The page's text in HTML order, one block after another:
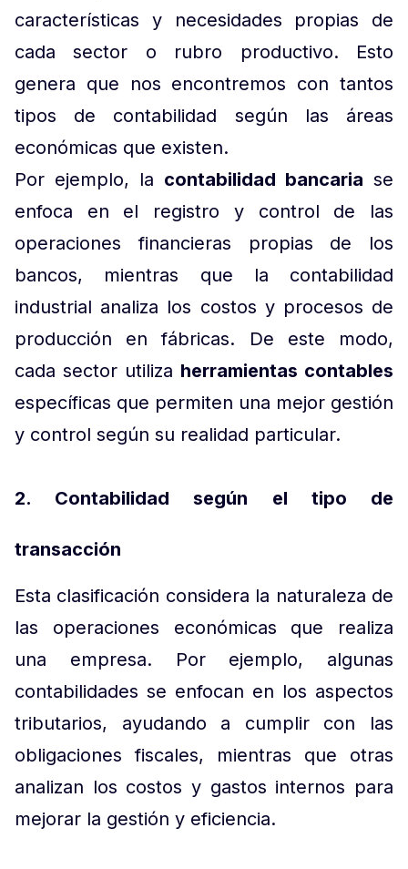
características y necesidades propias de
cada sector o rubro productivo. Esto
genera que nos encontremos con tantos
tipos de contabilidad según las áreas
económicas que existen.
Por ejemplo, la contabilidad bancaria se
enfoca en el registro y control de las
operaciones financieras propias de los
bancos, mientras que la contabilidad
industrial analiza los costos y procesos de
producción en fábricas. De este modo,
cada sector utiliza herramientas contables
específicas que permiten una mejor gestión
y control según su realidad particular.
2. Contabilidad según el tipo de
transacción
Esta clasificación considera la naturaleza de
las operaciones económicas que realiza
una empresa. Por ejemplo, algunas
contabilidades se enfocan en los aspectos
tributarios, ayudando a cumplir con las
obligaciones fiscales, mientras que otras
analizan los costos y gastos internos para
mejorar la gestión y eficiencia.